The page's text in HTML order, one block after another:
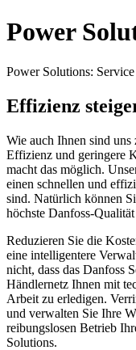
Power
Power Solutions:
Effizienz
Wie auch Ihnen sind
Effizienz und geringere
macht das möglich.
einen schnellen und
sind. Natürlich können
höchste Danfoss-Qualität
Reduzieren Sie die
eine intelligentere
nicht, dass das Danfoss
Händlernetz Ihnen mit
Arbeit zu erledigen.
und verwalten Sie Ihre
reibungslosen Betrieb
Solutions.